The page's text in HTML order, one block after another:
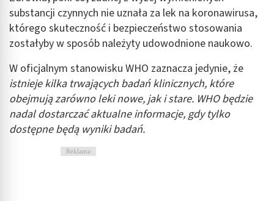
substancji czynnych nie uznała za lek na koronawirusa,
którego skuteczność i bezpieczeństwo stosowania
zostałyby w sposób należyty udowodnione naukowo.
W oficjalnym stanowisku WHO zaznacza jedynie, że
istnieje kilka trwających badań klinicznych, które
obejmują zarówno leki nowe, jak i stare. WHO będzie
nadal dostarczać aktualne informacje, gdy tylko
dostępne będą wyniki badań.
Reklama